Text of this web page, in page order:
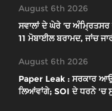
August 6th 2026
ਸਵਾਲਾਂ ਦੇ ਘੇਰੇ ’ਚ
11 ਮੋਬਾਈਲ ਬਰਾਮਦ, ਜਾਂਚ
August 6th 2026
Paper Leak : ਸਰਕਾਰ
ਲਿਆਂਵਾਂਗੇ; SOI ਦੇ ਧਰਨੇ 'ਚ